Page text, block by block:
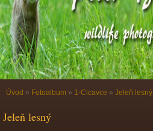
Úvod » Fotoalbum » 1-Cicavce » Jeleň lesný
Jeleň lesný